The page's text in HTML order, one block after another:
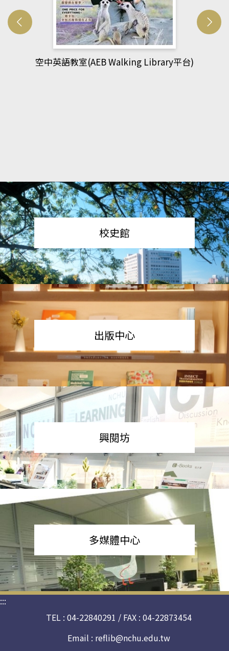
網管人(kono平台)
校史館
出版中心
興閱坊
多媒體中心
:::
TEL : 04-22840291 / FAX : 04-22873454
Email : reflib@nchu.edu.tw